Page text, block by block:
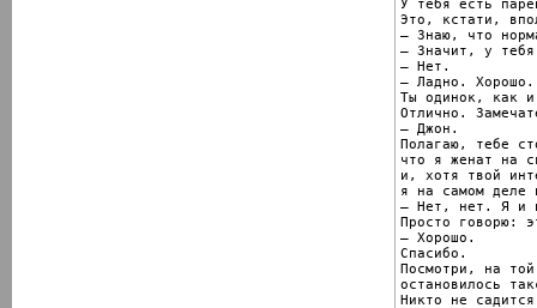
У тебя есть
Это, кстати,
– Знаю, что
– Значит, у тебя
– Нет.
– Ладно. Хорошо.
Ты одинок, как
Отлично.
– Джон.
Полагаю, тебе
что я женат на
и, хотя твой
я на самом
– Нет, нет. Я и
Просто говорю:
– Хорошо.
Спасибо.
Посмотри, на
остановилось
Никто не